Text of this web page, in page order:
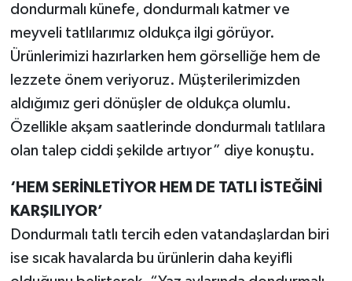
dondurmalı künefe, dondurmalı katmer ve
meyveli tatlılarımız oldukça ilgi görüyor.
Ürünlerimizi hazırlarken hem görselliğe hem de
lezzete önem veriyoruz. Müşterilerimizden
aldığımız geri dönüşler de oldukça olumlu.
Özellikle akşam saatlerinde dondurmalı tatlılara
olan talep ciddi şekilde artıyor” diye konuştu.
‘HEM SERİNLETİYOR HEM DE TATLI İSTEĞİNİ
KARŞILIYOR’
Dondurmalı tatlı tercih eden vatandaşlardan biri
ise sıcak havalarda bu ürünlerin daha keyifli